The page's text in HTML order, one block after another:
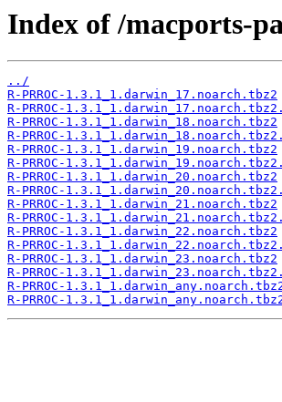
Index of /macports-
../
R-PRROC-1.3.1_1.darwin_17.noarch.tbz2
R-PRROC-
R-PRROC-1.3.1_1.darwin_18.noarch.tbz2
R-PRROC-
R-PRROC-1.3.1_1.darwin_19.noarch.tbz2
R-PRROC-
R-PRROC-1.3.1_1.darwin_20.noarch.tbz2
R-PRROC-
R-PRROC-1.3.1_1.darwin_21.noarch.tbz2
R-PRROC-
R-PRROC-1.3.1_1.darwin_22.noarch.tbz2
R-PRROC-
R-PRROC-1.3.1_1.darwin_23.noarch.tbz2
R-PRROC-
R-PRROC-
R-PRROC-